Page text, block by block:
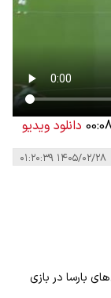
دانلود ویدیو
گل‌های بارسا در بازی